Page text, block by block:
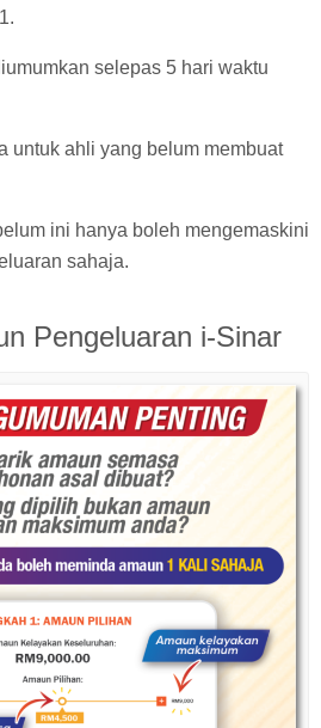
selepas 5 hari waktu
untuk ahli yang belum membuat
ini hanya boleh mengemaskini
sahaja.
Pengeluaran i-Sinar